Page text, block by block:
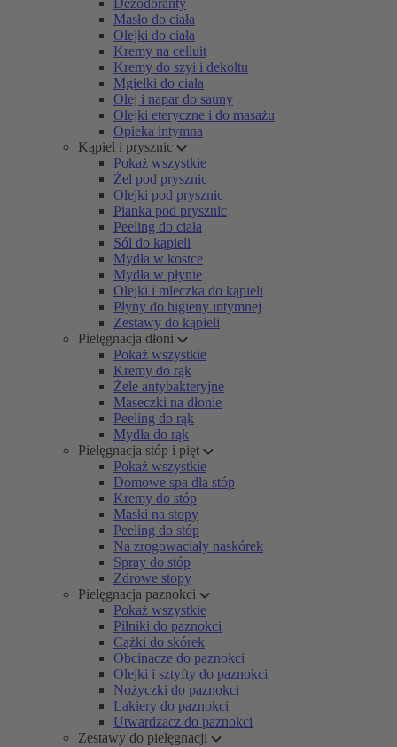
Dezodoranty
Masło do ciała
Olejki do ciała
Kremy na celluit
Kremy do szyi i dekoltu
Mgiełki do ciała
Olej i napar do sauny
Olejki eteryczne i do masażu
Opieka intymna
Kąpiel i prysznic
Pokaż wszystkie
Żel pod prysznic
Olejki pod prysznic
Pianka pod prysznic
Peeling do ciała
Sól do kąpieli
Mydła w kostce
Mydła w płynie
Olejki i mleczka do kąpieli
Płyny do higieny intymnej
Zestawy do kąpieli
Pielęgnacja dłoni
Pokaż wszystkie
Kremy do rąk
Żele antybakteryjne
Maseczki na dłonie
Peeling do rąk
Mydła do rąk
Pielęgnacja stóp i pięt
Pokaż wszystkie
Domowe spa dla stóp
Kremy do stóp
Maski na stopy
Peeling do stóp
Na zrogowaciały naskórek
Spray do stóp
Zdrowe stopy
Pielęgnacja paznokci
Pokaż wszystkie
Pilniki do paznokci
Cążki do skórek
Obcinacze do paznokci
Olejki i sztyfty do paznokci
Nożyczki do paznokci
Lakiery do paznokci
Utwardzacz do paznokci
Zestawy do pielęgnacji